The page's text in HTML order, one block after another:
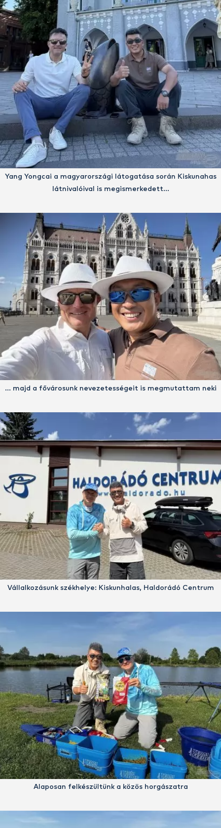
Yang Yongcai a magyarországi látogatása során Kiskunahas
látnivalóival is megismerkedett…
… majd a fővárosunk nevezetességeit is megmutattam neki
Vállalkozásunk székhelye: Kiskunhalas, Haldorádó Centrum
Alaposan felkészültünk a közös horgászatra